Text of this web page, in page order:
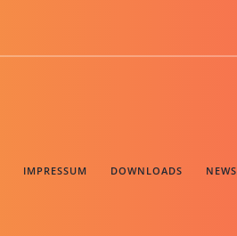
IMPRESSUM DOWNLOADS NEWS